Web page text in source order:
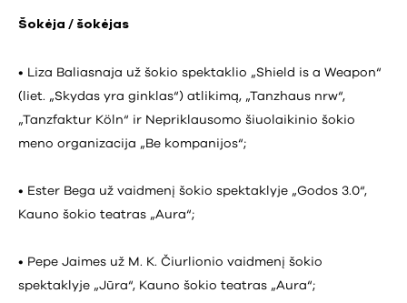
Šokėja / šokėjas
• Liza Baliasnaja už šokio spektaklio „Shield is a Weapon“
(liet. „Skydas yra ginklas“) atlikimą, „Tanzhaus nrw“,
„Tanzfaktur Köln“ ir Nepriklausomo šiuolaikinio šokio
meno organizacija „Be kompanijos“;
• Ester Bega už vaidmenį šokio spektaklyje „Godos 3.0“,
Kauno šokio teatras „Aura“;
• Pepe Jaimes už M. K. Čiurlionio vaidmenį šokio
spektaklyje „Jūra“, Kauno šokio teatras „Aura“;